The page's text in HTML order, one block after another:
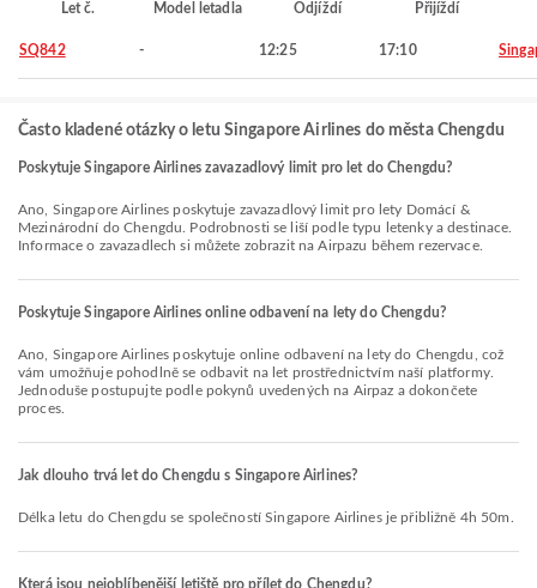
Let č. Model letadla Odjíždí Přijíždí
SQ842 - 12:25 17:10
Často kladené otázky o letu Singapore Airlines do města Chengdu
Poskytuje Singapore Airlines zavazadlový limit pro let do Chengdu?
Ano, Singapore Airlines poskytuje zavazadlový limit pro lety Domácí &
Mezinárodní do Chengdu. Podrobnosti se liší podle typu letenky a destinace.
Informace o zavazadlech si můžete zobrazit na Airpazu během rezervace.
Poskytuje Singapore Airlines online odbavení na lety do Chengdu?
Ano, Singapore Airlines poskytuje online odbavení na lety do Chengdu, což
vám umožňuje pohodlně se odbavit na let prostřednictvím naší platformy.
Jednoduše postupujte podle pokynů uvedených na Airpaz a dokončete
proces.
Jak dlouho trvá let do Chengdu s Singapore Airlines?
Délka letu do Chengdu se společností Singapore Airlines je přibližně 4h 50m.
Která jsou nejoblíbenější letiště pro přílet do Chengdu?